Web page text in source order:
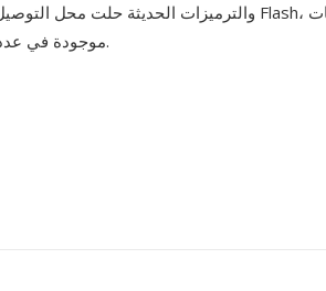
موجودة في عدد لا يحصى من الأرشيفات والأنظمة القديمة.